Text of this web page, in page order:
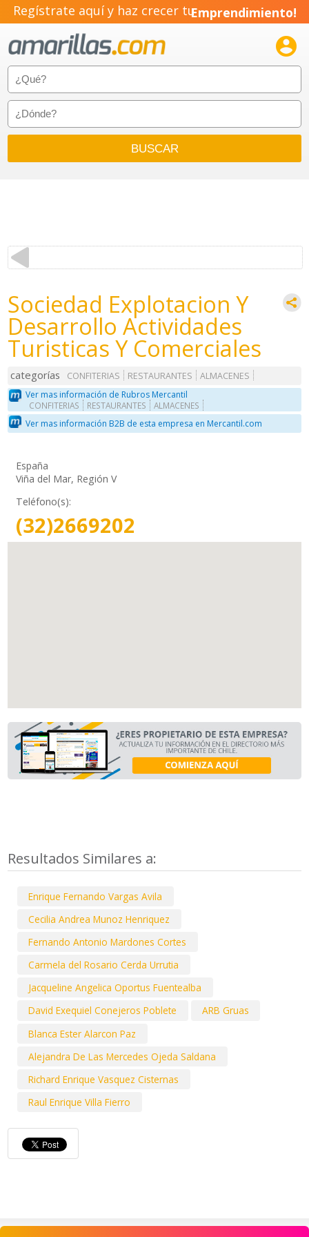
Regístrate aquí y haz crecer tuEmprendimiento!

Sociedad Explotacion Y
Desarrollo Actividades
Turisticas Y Comerciales
categorías CONFITERIAS RESTAURANTES
ALMACENES
Ver mas información de Rubros Mercantil
CONFITERIAS RESTAURANTES ALMACENES
Ver mas información B2B de esta empresa en Mercantil.com
España
Viña del Mar, Región V
Teléfono(s):
(32)2669202
Resultados Similares a:
Enrique Fernando Vargas Avila
Cecilia Andrea Munoz Henriquez
Fernando Antonio Mardones Cortes
Carmela del Rosario Cerda Urrutia
Jacqueline Angelica Oportus Fuentealba
David Exequiel Conejeros Poblete
ARB Gruas
Blanca Ester Alarcon Paz
Alejandra De Las Mercedes Ojeda Saldana
Richard Enrique Vasquez Cisternas
Raul Enrique Villa Fierro